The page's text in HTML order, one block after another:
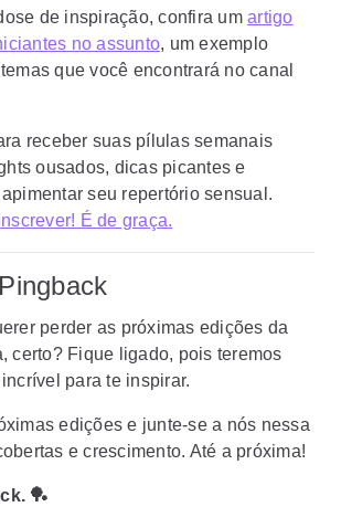
de inspiração, confira um artigo
no assunto, um exemplo
que você encontrará no canal
receber suas pílulas semanais
ousados, dicas picantes e
seu repertório sensual.
É de graça.
perder as próximas edições da
certo? Fique ligado, pois teremos
para te inspirar.
edições e junte-se a nós nessa
e crescimento. Até a próxima!
🏓